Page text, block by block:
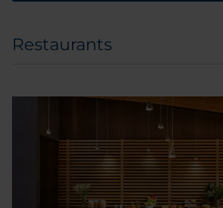
Restaurants